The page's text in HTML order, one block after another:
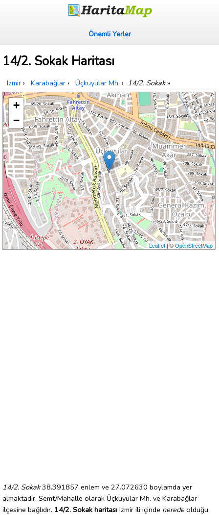
Önemli Yerler
14/2. Sokak Haritası
Izmir › Karabağlar › Üçkuyular Mh. › 14/2. Sokak»
+
−
Leaflet| ©OpenStreetMap
14/2. Sokak38.391857 enlem ve 27.072630 boylamda yer
almaktadır. Semt/Mahalle olarak Üçkuyular Mh. ve Karabağlar
ilçesine bağlıdır. 14/2. Sokak haritası Izmir ili içinde nerede olduğu